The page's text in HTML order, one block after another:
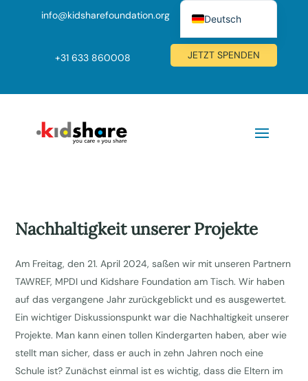
info@kidsharefoundation.org
+31 633 860008 JETZT SPENDEN
Nachhaltigkeit unserer Projekte
Am Freitag, den 21. April 2024, saßen wir mit unseren Partnern
TAWREF, MPDI und Kidshare Foundation am Tisch. Wir haben
auf das vergangene Jahr zurückgeblickt und es ausgewertet.
Ein wichtiger Diskussionspunkt war die Nachhaltigkeit unserer
Projekte. Man kann einen tollen Kindergarten haben, aber wie
stellt man sicher, dass er auch in zehn Jahren noch eine
Schule ist? Zunächst einmal ist es wichtig, dass die Eltern im
Deutsch
Nederlands
English (UK)